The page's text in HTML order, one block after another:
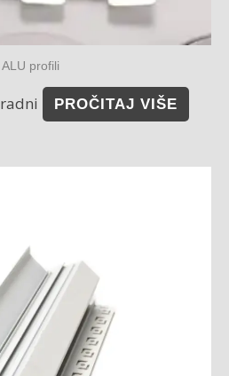
ALU profili
PROČITAJ VIŠE